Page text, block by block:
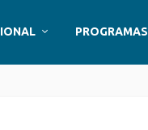
PROGRAMAS